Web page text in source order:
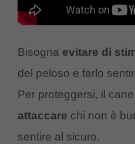
Bisogna evitare di
del peloso e farlo
Per proteggersi, il
attaccare chi non è
sentire al sicuro.